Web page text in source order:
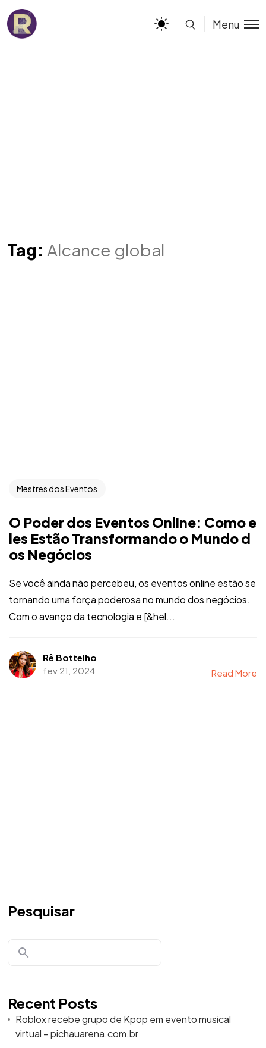
Menu
Tag: Alcance global
Mestres dos Eventos
O Poder dos Eventos Online: Como e
les Estão Transformando o Mundo d
os Negócios
Se você ainda não percebeu, os eventos online estão se
tornando uma força poderosa no mundo dos negócios.
Com o avanço da tecnologia e [&hel...
Rê Bottelho
fev 21, 2024
Read More
Pesquisar
Recent Posts
Roblox recebe grupo de Kpop em evento musical
virtual – pichauarena.com.br